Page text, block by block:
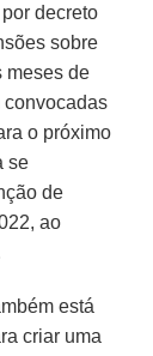
decreto
sobre
meses de
convocadas
o próximo
se
de
ao
está
criar uma